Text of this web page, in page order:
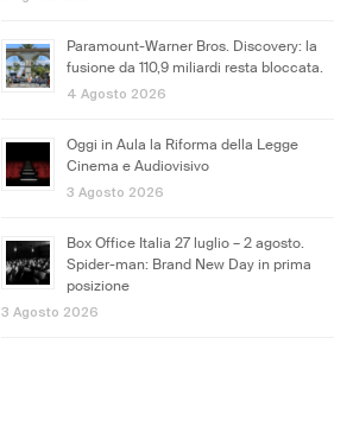
Paramount-Warner Bros. Discovery: la
fusione da 110,9 miliardi resta bloccata.
4 Agosto 2026
Oggi in Aula la Riforma della Legge
Cinema e Audiovisivo
3 Agosto 2026
Box Office Italia 27 luglio – 2 agosto.
Spider-man: Brand New Day in prima
posizione
3 Agosto 2026